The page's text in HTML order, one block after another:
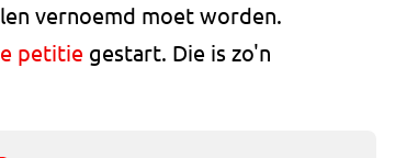
vernoemd moet worden.
petitie gestart. Die is zo'n